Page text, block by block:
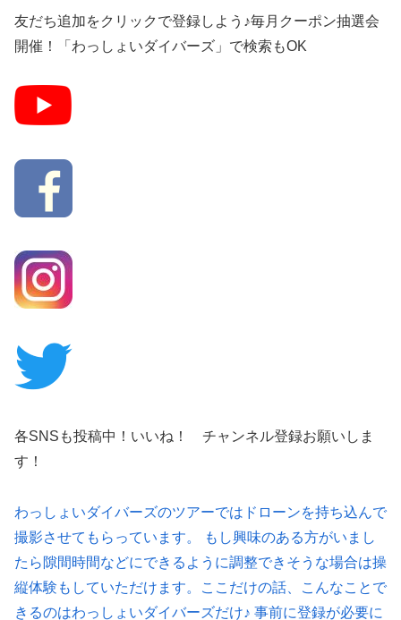
友だち追加をクリックで登録しよう♪毎月クーポン抽選会
開催！「わっしょいダイバーズ」で検索もOK
各SNSも投稿中！いいね！ チャンネル登録お願いしま
す！
わっしょいダイバーズのツアーではドローンを持ち込んで
撮影させてもらっています。 もし興味のある方がいまし
たら隙間時間などにできるように調整できそうな場合は操
縦体験もしていただけます。ここだけの話、こんなことで
きるのはわっしょいダイバーズだけ♪ 事前に登録が必要に